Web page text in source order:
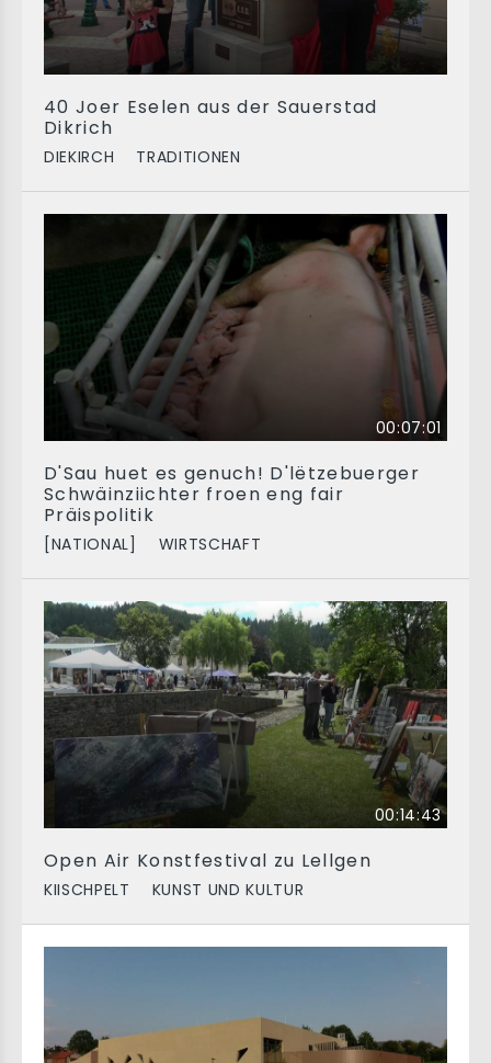
40 Joer Eselen aus der Sauerstad
Dikrich
DIEKIRCH TRADITIONEN
00:07:01
D'Sau huet es genuch! D'lëtzebuerger
Schwäinziichter froen eng fair
Präispolitik
[NATIONAL] WIRTSCHAFT
00:14:43
Open Air Konstfestival zu Lellgen
KIISCHPELT KUNST UND KULTUR